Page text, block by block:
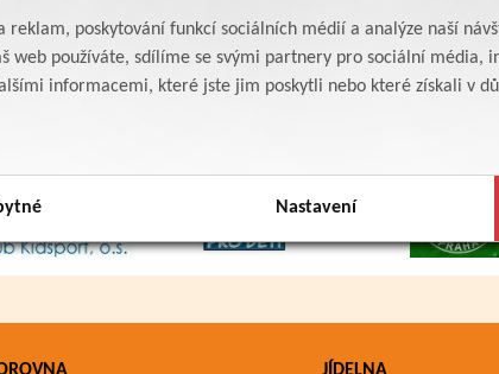
reklam, poskytování funkcí sociálních médií a analýze naší
web používáte, sdílíme se svými partnery pro sociální média,
informacemi, které jste jim poskytli nebo které získali v
Nastavení